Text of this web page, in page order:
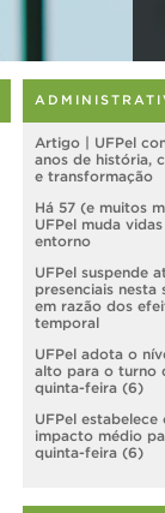
Artigo | UFPel
anos de história,
e transformação
Há 57 (e muitos
UFPel muda
entorno
UFPel suspende
presenciais nesta
em razão dos
temporal
UFPel adota o
alto para o turno
quinta-feira (6)
UFPel estabelece
impacto médio
quinta-feira (6)